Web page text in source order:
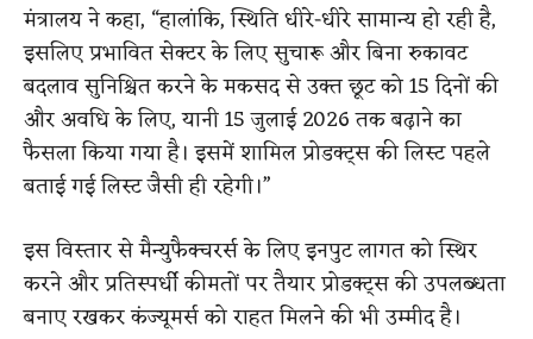
मंत्रालय ने कहा, “हालांकि, स्थिति धीरे-धीरे सामान्य हो रही है,
इसलिए प्रभावित सेक्टर के लिए सुचारू और बिना रुकावट
बदलाव सुनिश्चित करने के मकसद से उक्त छूट को 15 दिनों की
और अवधि के लिए, यानी 15 जुलाई 2026 तक बढ़ाने का
फैसला किया गया है। इसमें शामिल प्रोडक्ट्स की लिस्ट पहले
बताई गई लिस्ट जैसी ही रहेगी।”
इस विस्तार से मैन्युफैक्चरर्स के लिए इनपुट लागत को स्थिर
करने और प्रतिस्पर्धी कीमतों पर तैयार प्रोडक्ट्स की उपलब्धता
बनाए रखकर कंज्यूमर्स को राहत मिलने की भी उम्मीद है।